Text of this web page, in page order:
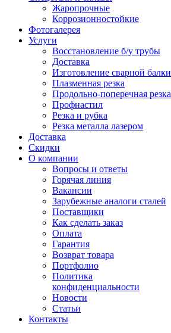
Жаропрочные
Коррозионностойкие
Фотогалерея
Услуги
Восстановление б/у трубы
Доставка
Изготовление сварной балки
Плазменная резка
Продольно-поперечная резка
Профнастил
Резка и рубка
Резка металла лазером
Доставка
Скидки
О компании
Вопросы и ответы
Горячая линия
Вакансии
Зарубежные аналоги сталей
Поставщики
Как сделать заказ
Оплата
Гарантия
Возврат товара
Портфолио
Политика
конфиденциальности
Новости
Статьи
Контакты